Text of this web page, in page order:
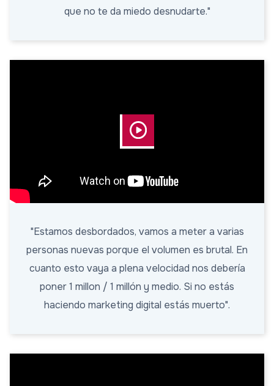
que no te da miedo desnudarte."
"Estamos desbordados, vamos a meter a varias
personas nuevas porque el volumen es brutal. En
cuanto esto vaya a plena velocidad nos debería
poner 1 millon / 1 millón y medio. Si no estás
haciendo marketing digital estás muerto".